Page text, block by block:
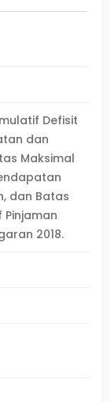
Defisit
dan
Maksimal
dan Batas
Pinjaman
2018.